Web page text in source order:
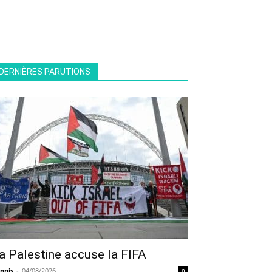
PARUTIONS
Palestine accuse la FIFA